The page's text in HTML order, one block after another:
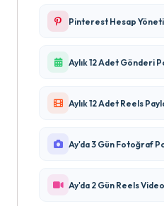
Pinterest Hesap
Aylık 12 Adet Gönderi
Aylık 12 Adet Reels
Ay'da 3 Gün Fotoğraf
Ay'da 2 Gün Reels